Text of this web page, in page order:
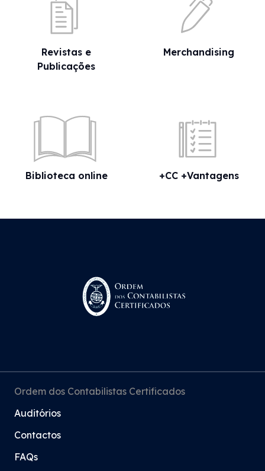
Revistas e
Publicações
Merchandising
Biblioteca online +CC +Vantagens
Ordem dos Contabilistas Certificados
Auditórios
Contactos
FAQs